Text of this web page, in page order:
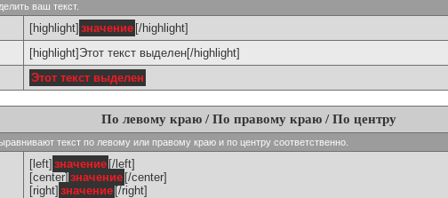
ваш текст.
[highlight] значение [/highlight]
[highlight]Этот текст выделен[/highlight]
Этот текст выделен
По левому краю / По правому краю / По центру
текст по левому или правому краю и по центру соответственно.
[left] значение [/left]
[center] значение [/center]
[right] значение [/right]